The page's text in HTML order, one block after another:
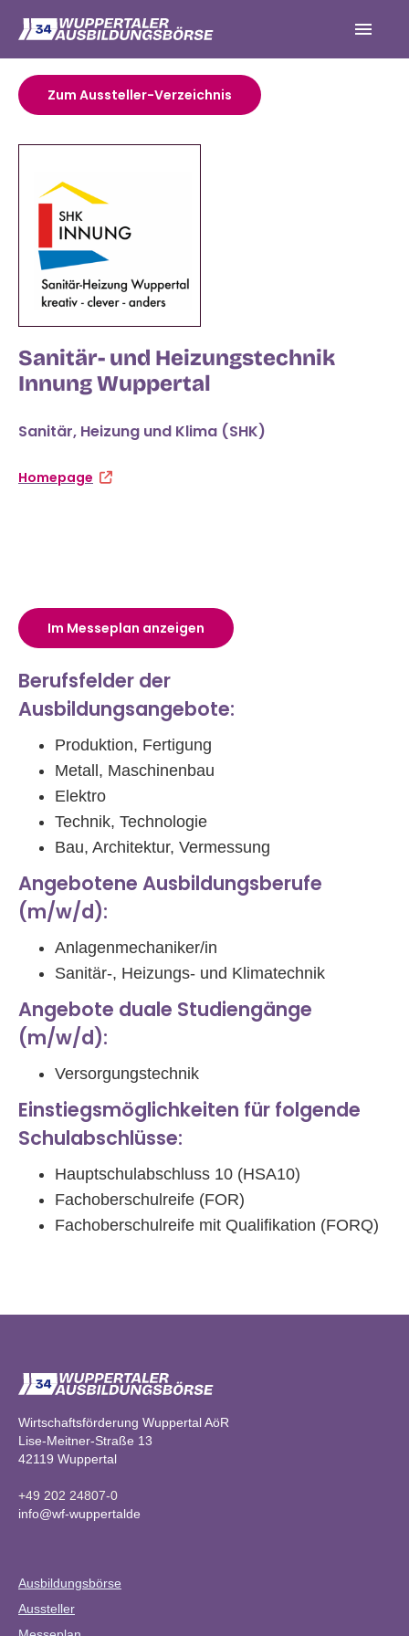
Zum Aussteller-Verzeichnis
Sanitär- und Heizungstechnik
Innung Wuppertal
Sanitär, Heizung und Klima (SHK)
Homepage
Im Messeplan anzeigen
Berufsfelder der
Ausbildungsangebote:
Produktion, Fertigung
Metall, Maschinenbau
Elektro
Technik, Technologie
Bau, Architektur, Vermessung
Angebotene Ausbildungsberufe
(m/w/d):
Anlagenmechaniker/in
Sanitär-, Heizungs- und Klimatechnik
Angebote duale Studiengänge
(m/w/d):
Versorgungstechnik
Einstiegsmöglichkeiten für folgende
Schulabschlüsse:
Hauptschulabschluss 10 (HSA10)
Fachoberschulreife (FOR)
Fachoberschulreife mit Qualifikation (FORQ)
Wirtschaftsförderung Wuppertal AöR
Lise-Meitner-Straße 13
42119 Wuppertal
+49 202 24807-0
info@wf-wuppertalde
Ausbildungsbörse
Aussteller